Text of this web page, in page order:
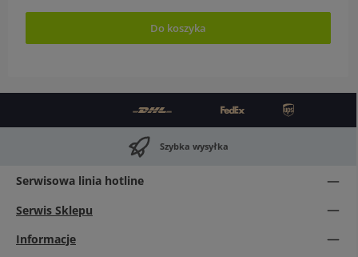
Do koszyka
Szybka wysyłka
Serwisowa linia hotline
Serwis Sklepu
Informacje